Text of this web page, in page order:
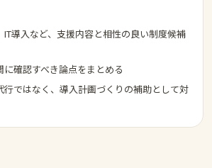
導入など、支援内容と相性の良い制度候補
確認すべき論点をまとめる
行ではなく、導入計画づくりの補助として対